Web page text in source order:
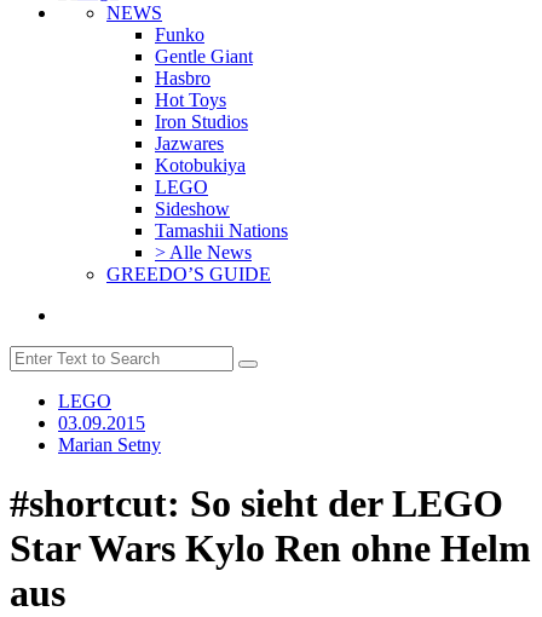
NEWS
Funko
Gentle Giant
Hasbro
Hot Toys
Iron Studios
Jazwares
Kotobukiya
LEGO
Sideshow
Tamashii Nations
> Alle News
GREEDO’S GUIDE
LEGO
03.09.2015
Marian Setny
#shortcut: So sieht der LEGO
Star Wars Kylo Ren ohne Helm
aus